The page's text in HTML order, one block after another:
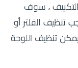
، سوف
تنظيف الفلتر أو
تنظيف اللوحة